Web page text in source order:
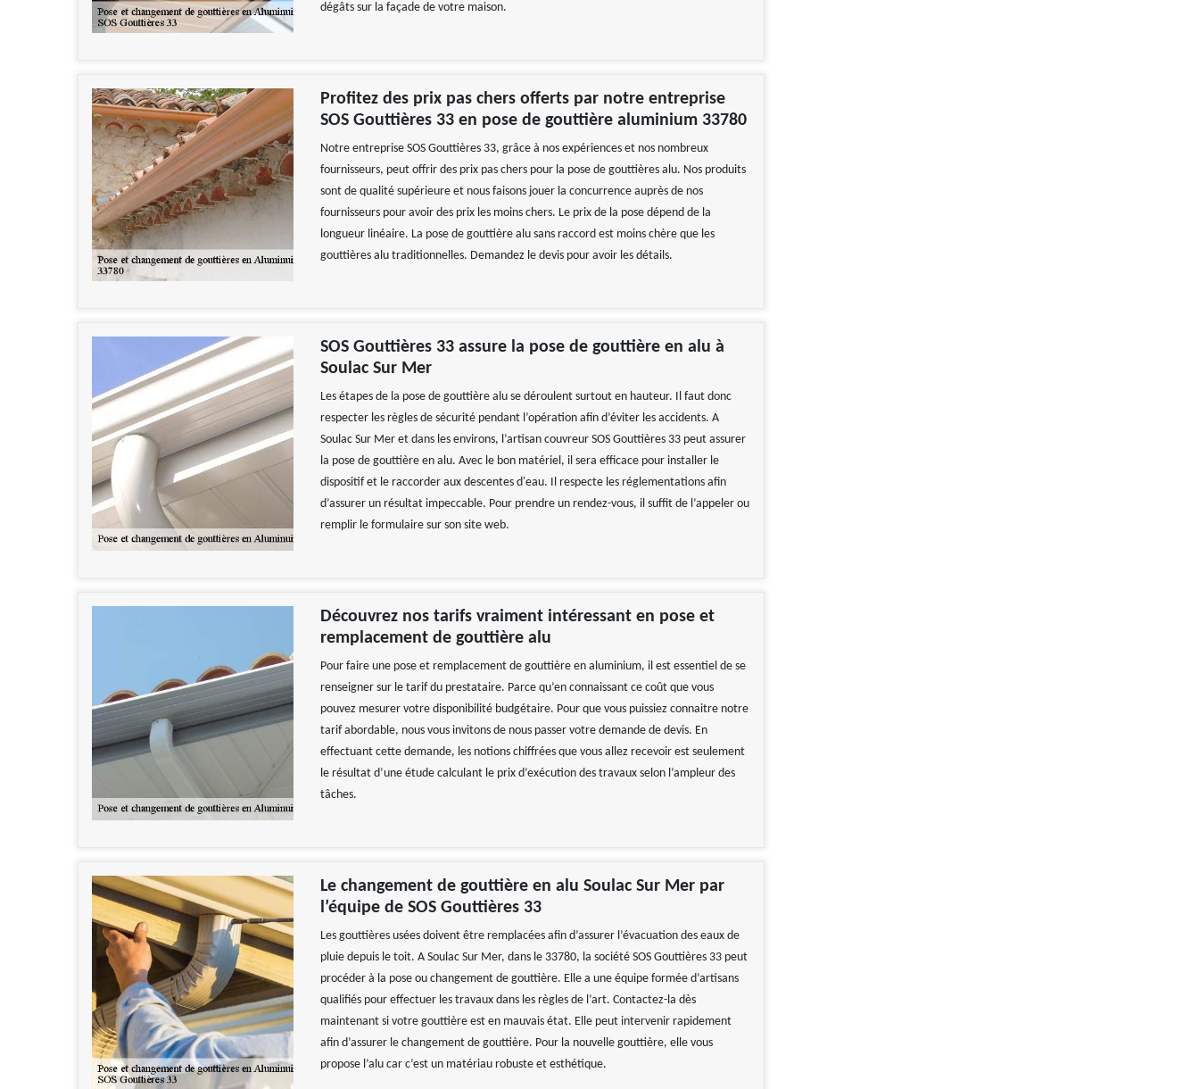
dégâts sur la façade de votre maison.
Profitez des prix pas chers offerts par notre entreprise
SOS Gouttières 33 en pose de gouttière aluminium 33780
Notre entreprise SOS Gouttières 33, grâce à nos expériences et nos nombreux
fournisseurs, peut offrir des prix pas chers pour la pose de gouttières alu. Nos produits
sont de qualité supérieure et nous faisons jouer la concurrence auprès de nos
fournisseurs pour avoir des prix les moins chers. Le prix de la pose dépend de la
longueur linéaire. La pose de gouttière alu sans raccord est moins chère que les
gouttières alu traditionnelles. Demandez le devis pour avoir les détails.
SOS Gouttières 33 assure la pose de gouttière en alu à
Soulac Sur Mer
Les étapes de la pose de gouttière alu se déroulent surtout en hauteur. Il faut donc
respecter les règles de sécurité pendant l’opération afin d’éviter les accidents. A
Soulac Sur Mer et dans les environs, l’artisan couvreur SOS Gouttières 33 peut assurer
la pose de gouttière en alu. Avec le bon matériel, il sera efficace pour installer le
dispositif et le raccorder aux descentes d'eau. Il respecte les réglementations afin
d’assurer un résultat impeccable. Pour prendre un rendez-vous, il suffit de l’appeler ou
remplir le formulaire sur son site web.
Découvrez nos tarifs vraiment intéressant en pose et
remplacement de gouttière alu
Pour faire une pose et remplacement de gouttière en aluminium, il est essentiel de se
renseigner sur le tarif du prestataire. Parce qu’en connaissant ce coût que vous
pouvez mesurer votre disponibilité budgétaire. Pour que vous puissiez connaitre notre
tarif abordable, nous vous invitons de nous passer votre demande de devis. En
effectuant cette demande, les notions chiffrées que vous allez recevoir est seulement
le résultat d’une étude calculant le prix d’exécution des travaux selon l’ampleur des
tâches.
Le changement de gouttière en alu Soulac Sur Mer par
l’équipe de SOS Gouttières 33
Les gouttières usées doivent être remplacées afin d’assurer l’évacuation des eaux de
pluie depuis le toit. A Soulac Sur Mer, dans le 33780, la société SOS Gouttières 33 peut
procéder à la pose ou changement de gouttière. Elle a une équipe formée d’artisans
qualifiés pour effectuer les travaux dans les règles de l’art. Contactez-la dès
maintenant si votre gouttière est en mauvais état. Elle peut intervenir rapidement
afin d’assurer le changement de gouttière. Pour la nouvelle gouttière, elle vous
propose l’alu car c’est un matériau robuste et esthétique.